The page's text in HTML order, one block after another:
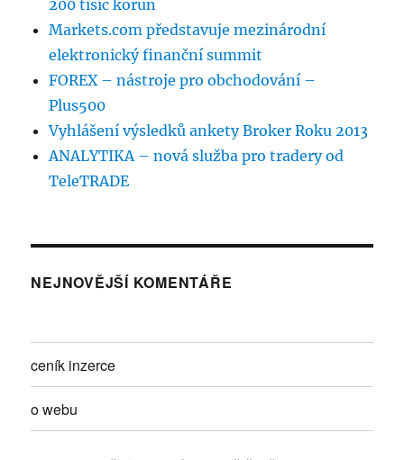
200 tisíc korun
Markets.com představuje mezinárodní
elektronický finanční summit
FOREX – nástroje pro obchodování –
Plus500
Vyhlášení výsledků ankety Broker Roku 2013
ANALYTIKA – nová služba pro tradery od
TeleTRADE
NEJNOVĚJŠÍ KOMENTÁŘE
ceník inzerce
o webu